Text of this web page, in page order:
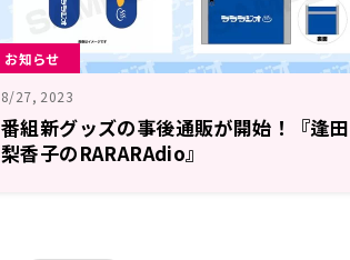
お知らせ
8/27, 2023
番組新グッズの事後通販が開始！『逢田
梨香子のRARARAdio』